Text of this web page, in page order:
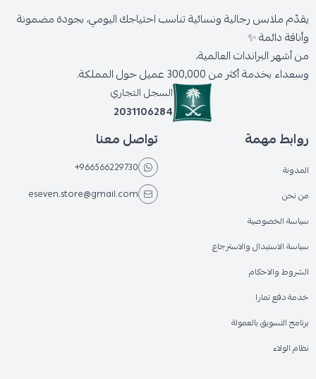
يقدّم ملابس رجالية ونسائية تناسب احتياجك اليومي، بجودة مضمونة
وأناقة دائمة ✨
من أشهر البراندات العالمية،
وسعداء بخدمة أكثر من 300,000 عميل حول المملكة.
السجل التجاري
2031106284
روابط مهمة
المدونة
من نحن
سياسة الخصوصية
سياسة الاستبدال والاسترجاع
الشروط والاحكام
خدمة دفع تمارا
برنامج التسويق بالعمولة
نظام الولاء
تواصل معنا
+966566229730
eseven.store@gmail.com